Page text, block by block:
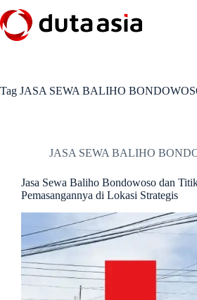
to
content
Tag JASA SEWA BALIHO
JASA SEWA BALIHO
Jasa Sewa Baliho Bondowoso dan
Pemasangannya di Lokasi Strategis